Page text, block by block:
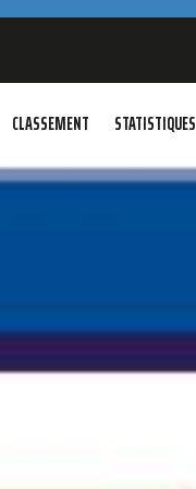
CLASSEMENT STATISTIQUES